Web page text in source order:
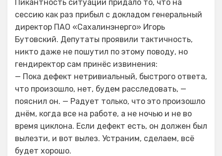
Пикантность ситуации придало то, что на
сессию как раз прибыл с докладом генеральный
директор ПАО «Сахалинэнерго» Игорь
Бутовский. Депутаты проявили тактичность,
никто даже не пошутил по этому поводу, но
гендиректор сам принёс извинения:
— Пока дефект нетривиальный, быстрого ответа,
что произошло, нет, будем расследовать, —
пояснил он. — Радует только, что это произошло
днём, когда все на работе, а не ночью и не во
время циклона. Если дефект есть, он должен был
вылезти, и вот вылез. Устраним, сделаем, всё
будет хорошо.